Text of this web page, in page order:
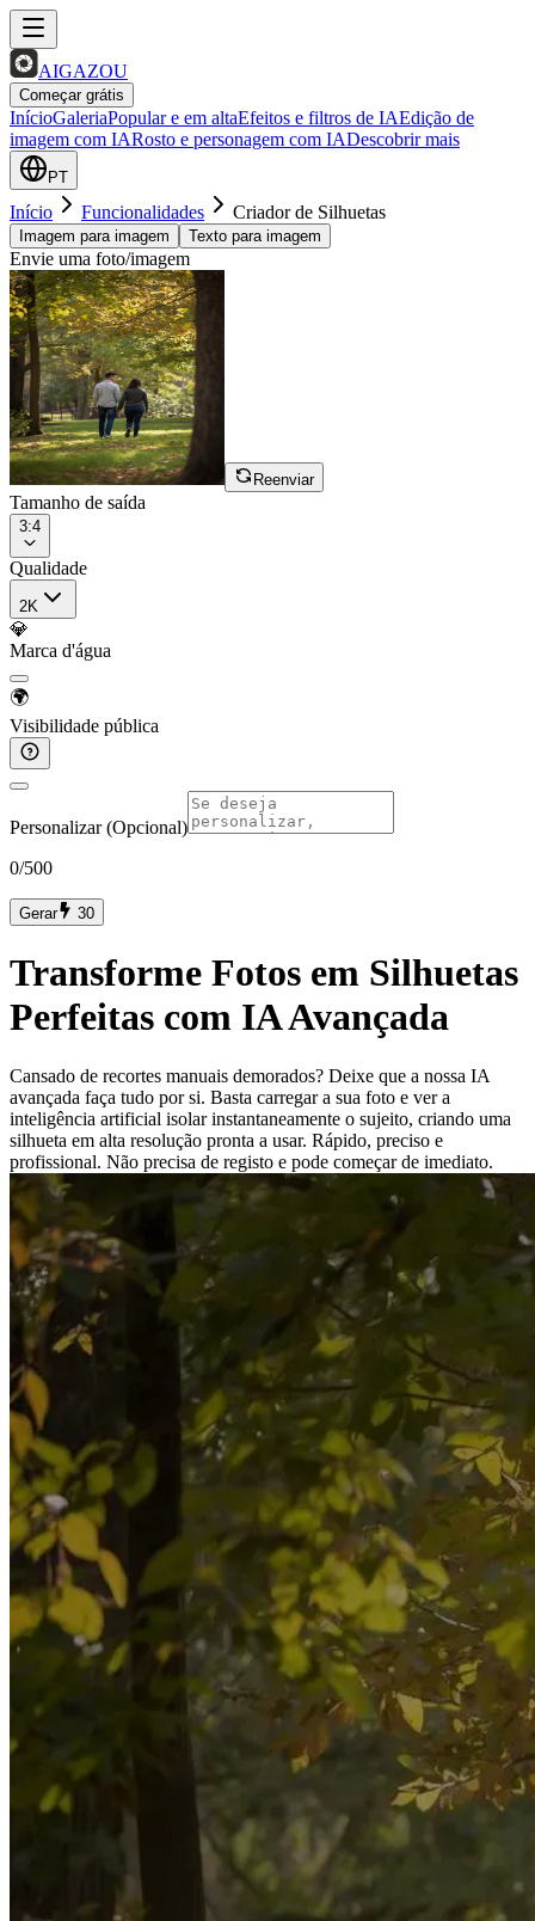
AIGAZOU
Começar grátis
InícioGaleriaPopular e em altaEfeitos e filtros de IAEdição de
imagem com IARosto e personagem com IADescobrir mais
PT
Início Funcionalidades Criador de Silhuetas
Imagem para imagem Texto para imagem
Envie uma foto/imagem
Reenviar
Tamanho de saída
3:4
Qualidade
2K
💎
Marca d'água
🌍
Visibilidade pública
Personalizar (Opcional)
0/500
Gerar 30
Transforme Fotos em Silhuetas
Perfeitas com IA Avançada
Cansado de recortes manuais demorados? Deixe que a nossa IA
avançada faça tudo por si. Basta carregar a sua foto e ver a
inteligência artificial isolar instantaneamente o sujeito, criando uma
silhueta em alta resolução pronta a usar. Rápido, preciso e
profissional. Não precisa de registo e pode começar de imediato.